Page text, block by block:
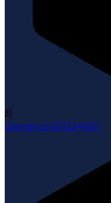
Llámanos 6013340611